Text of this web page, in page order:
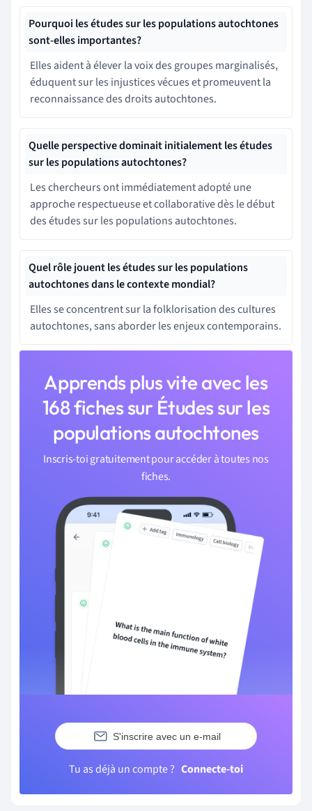
Pourquoi les études sur les populations autochtones
sont-elles importantes?
Elles aident à élever la voix des groupes marginalisés,
éduquent sur les injustices vécues et promeuvent la
reconnaissance des droits autochtones.
Quelle perspective dominait initialement les études
sur les populations autochtones?
Les chercheurs ont immédiatement adopté une
approche respectueuse et collaborative dès le début
des études sur les populations autochtones.
Quel rôle jouent les études sur les populations
autochtones dans le contexte mondial?
Elles se concentrent sur la folklorisation des cultures
autochtones, sans aborder les enjeux contemporains.
Apprends plus vite avec les
168 fiches sur Études sur les
populations autochtones
Inscris-toi gratuitement pour accéder à toutes nos
fiches.
S'inscrire avec un e-mail
Tu as déjà un compte ? Connecte-toi